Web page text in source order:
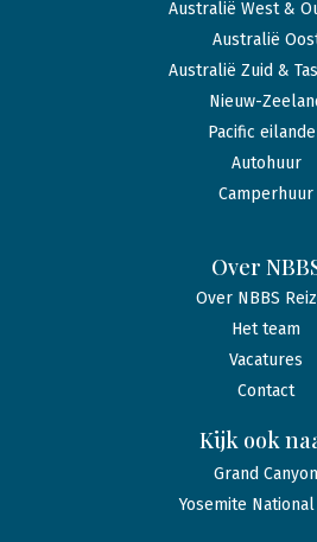
Australië West &
Australië
Australië Zuid &
Nieuw-
Pacific
Autohuur
Camperhuur
Over
Over NBBS
Het team
Vacatures
Contact
Kijk ook
Grand Canyon
Yosemite